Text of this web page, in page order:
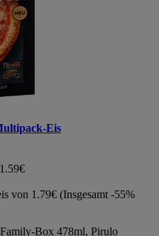
Eis
von 1.79€ (Insgesamt -55%
Box 478ml, Pirulo